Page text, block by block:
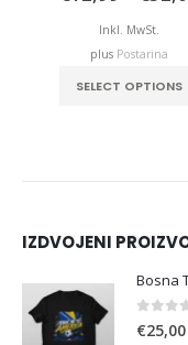
Inkl. MwSt.
plus Postarina
SELECT OPTIONS
IZDVOJENI
Bosna
0 out
€25,00